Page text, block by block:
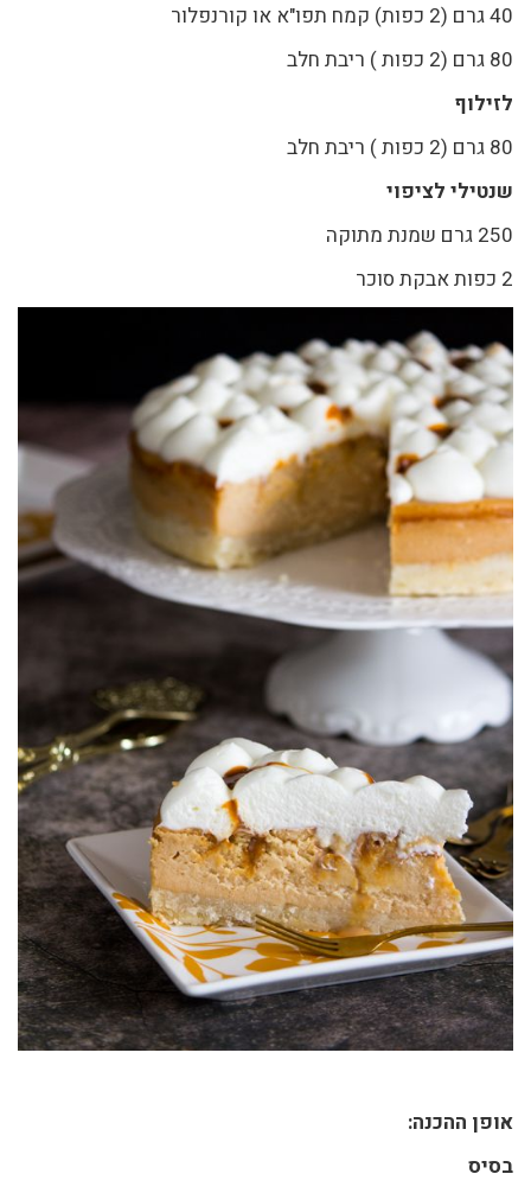
40 גרם (2 כפות) קמח תפו"א או קורנפלור
80 גרם (2 כפות ) ריבת חלב
לזילוף
80 גרם (2 כפות ) ריבת חלב
שנטילי לציפוי
250 גרם שמנת מתוקה
2 כפות אבקת סוכר
אופן ההכנה:
בסיס